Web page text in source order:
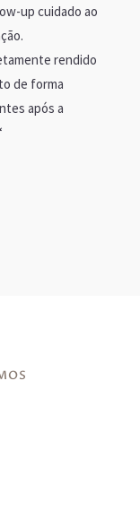
up cuidado ao
rendido
de forma
após a